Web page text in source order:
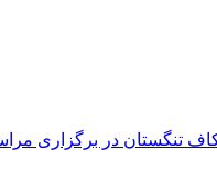
تنگستان در برگزاری